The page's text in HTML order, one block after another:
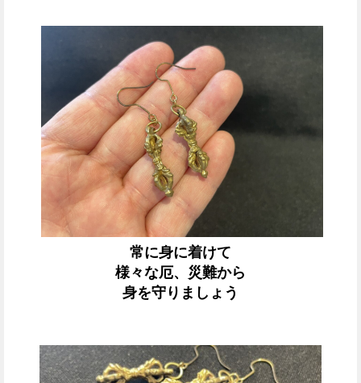
常に身に着けて
様々な厄、災難から
身を守りましょう